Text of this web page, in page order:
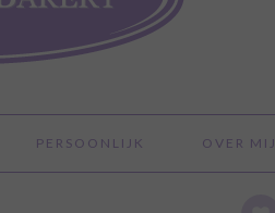
PERSOONLIJK OVER MIJ